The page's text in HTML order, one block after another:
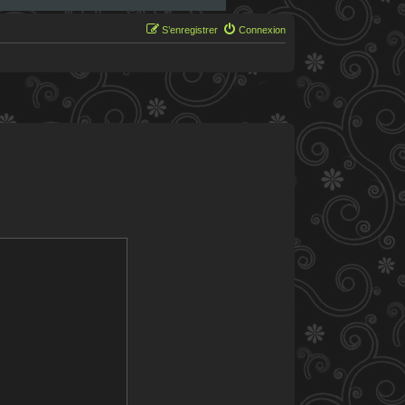
Connexion
S’enregistrer